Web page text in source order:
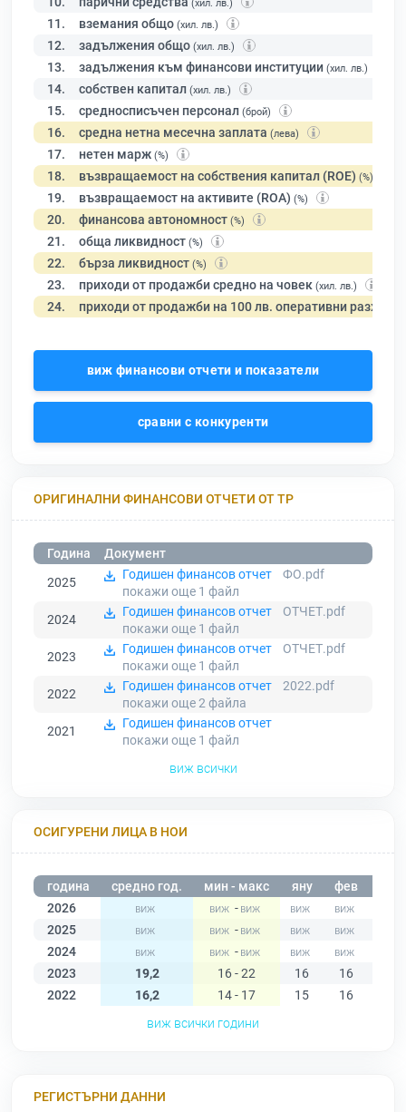
(хил. лв.)
11. вземания общо (хил. лв.)
12. задължения общо (хил. лв.)
13. задължения към финансови институции (хил. лв.)
14. собствен капитал (хил. лв.)
15. средносписъчен персонал (брой)
16. средна нетна месечна заплата (лева)
17. нетен марж (%)
18. възвращаемост на собствения капитал (ROE) (%)
19. възвращаемост на активите (ROA) (%)
20. финансова автономност (%)
21. обща ликвидност (%)
22. бърза ликвидност (%)
23. приходи от продажби средно на човек (хил. лв.)
24. приходи от продажби на 100 лв. оперативни разходи
виж финансови отчети и показатели
сравни с конкуренти
ОРИГИНАЛНИ ФИНАНСОВИ ОТЧЕТИ ОТ ТР
Година
Документ
2025
Годишен финансов отчет
ФО.pdf
покажи още 1 файл
2024
Годишен финансов отчет
ОТЧЕТ.pdf
покажи още 1 файл
2023
Годишен финансов отчет
ОТЧЕТ.pdf
покажи още 1 файл
2022
Годишен финансов отчет
2022.pdf
покажи още 2файла
2021
Годишен финансов отчет
покажи още 1 файл
виж всички
ОСИГУРЕНИ ЛИЦА В НОИ
година средно год. мин - макс яну фев
2026
-
2025
-
2024
-
2023
19,2 16 - 22 16 16
2022
16,2 14 - 17 15 16
виж всички години
РЕГИСТЪРНИ ДАННИ